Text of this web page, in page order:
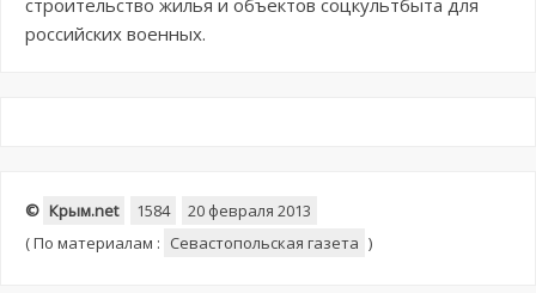
строительство жилья и объектов соцкультбыта для
российских военных.
© Крым.net 1584
20 февраля 2013
(По материалам : Севастопольская газета )